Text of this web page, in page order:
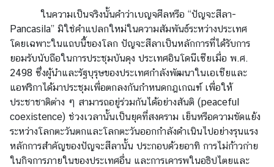
ในความเป็นจริงนั้นคำว่าเบญจศีลหรือ “ปัญจะสีลา-
Pancasila” มิใช่คำแปลกใหม่ในความสัมพันธ์ระหว่างประเทศ
โดยเฉพาะในแถบนี้ของโลก ปัญจะสีลาเป็นหลักการที่ได้รับการ
ยอมรับนับถือในการประชุมบันดุง ประเทศอินโดนีเซียเมื่อ พ.ศ.
2498 ซึ่งผู้นำและรัฐบุรุษของประเทศกำลังพัฒนาในเอเชียและ
แอฟริกาได้มาประชุมเพื่อตกลงกันกำหนดกฎเกณฑ์ เพื่อให้
ประชาชาติต่าง ๆ สามารถอยู่ร่วมกันได้อย่างสันติ (peaceful
coexistence) ช่วงเวลานั้นเป็นยุคที่สงคราม เย็นหรือความขัดแย้ง
ระหว่างโลกตะวันตกและโลกตะวันออกกำลังดำเนินไปอย่างรุนแรง
หลักการสำคัญของปัญจะสีลานั้น ประกอบด้วยอาทิ การไม่ก้าวก่าย
ในกิจการภายในของประเทศอื่น และการเคารพในอธิปไตยและ